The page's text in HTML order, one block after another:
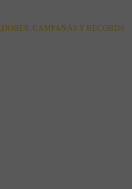
CAMPAÑAS Y RÉCORDS